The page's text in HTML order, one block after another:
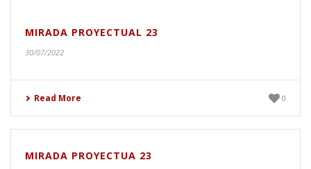
MIRADA PROYECTUAL 23
30/07/2022
Read More 0
MIRADA PROYECTUA 23